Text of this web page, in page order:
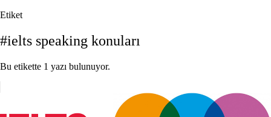
Etiket
#ielts speaking konuları
Bu etikette 1 yazı bulunuyor.